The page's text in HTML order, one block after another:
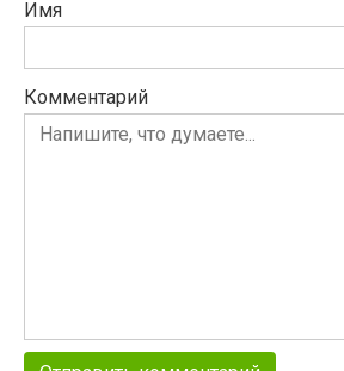
Имя
Комментарий